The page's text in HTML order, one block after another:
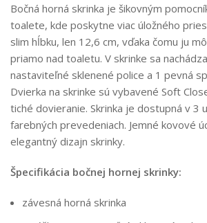
Bočná horná skrinka je šikovným
toalete, kde poskytne viac úložného
slim hĺbku, len 12,6 cm, vďaka čomu ju
priamo nad toaletu. V skrinke sa
nastaviteľné sklenené police a 1 pevná
Dvierka na skrinke sú vybavené Soft
tiché dovieranie. Skrinka je dostupná v 3
farebných prevedeniach. Jemné kovové
elegantný dizajn skrinky.
Špecifikácia bočnej hornej skrinky:
závesná horná skrinka